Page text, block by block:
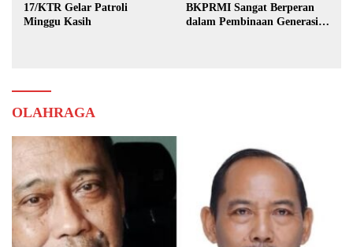
17/KTR Gelar Patroli
Minggu Kasih
BKPRMI Sangat Berperan
dalam Pembinaan Generasi
OLAHRAGA